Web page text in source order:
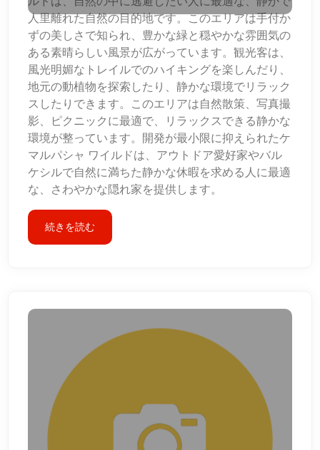
人里離れた自然の目的地です。このエリアは手付か
ずの美しさで知られ、豊かな緑と穏やかな雰囲気の
ある素晴らしい風景が広がっています。観光客は、
風光明媚なトレイルでのハイキングを楽しんだり、
地元の動植物を探索したり、静かな環境でリラック
スしたりできます。このエリアは自然散策、写真撮
影、ピクニックに最適で、リラックスできる静かな
環境が整っています。開発が最小限に抑えられたケ
マルパシャ ワイルドは、アウトドア愛好家やバル
ケシルで自然に満ちた静かな休暇を求める人に最適
な、さわやかな隠れ家を提供します。
続きを読む